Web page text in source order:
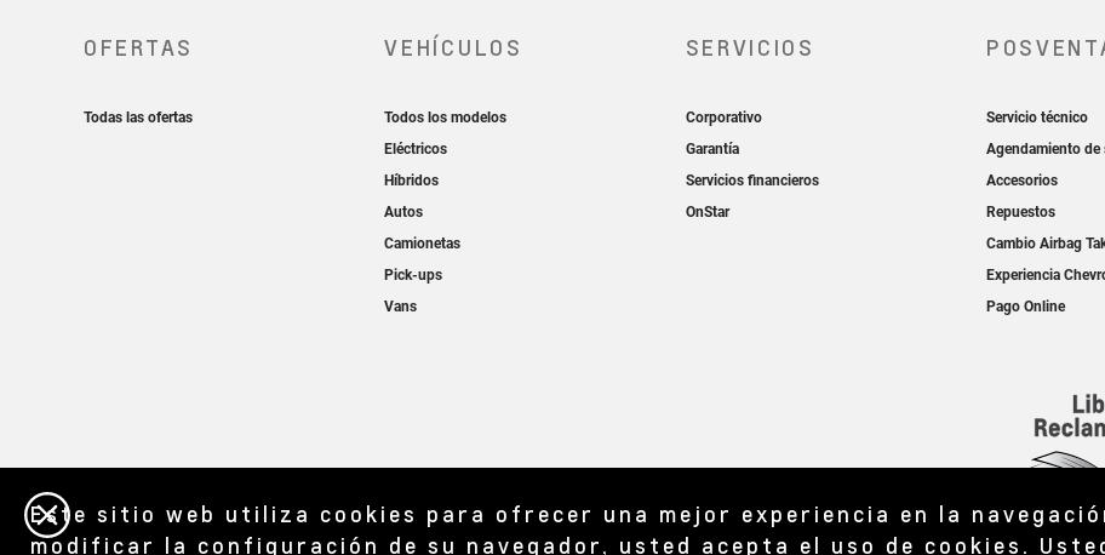
Este sitio web utiliza cookies para ofrecer una mejor experiencia en la
modificar la configuración de su navegador, usted acepta el uso de cookies.